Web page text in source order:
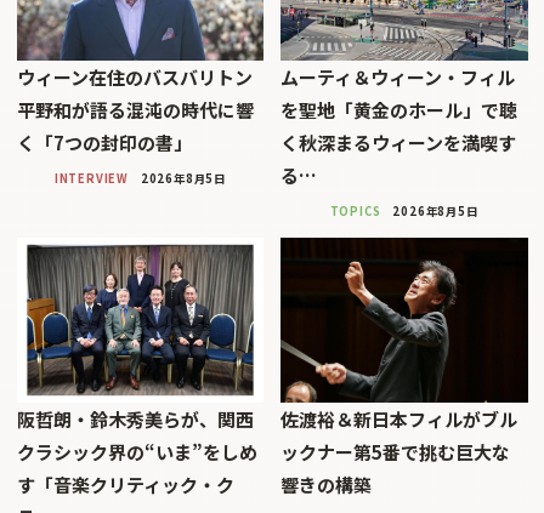
ウィーン在住のバスバリトン
平野和が語る混沌の時代に響
く「7つの封印の書」
INTERVIEW 2026年8月5日
ムーティ＆ウィーン・フィル
を聖地「黄金のホール」で聴
く秋深まるウィーンを満喫す
る…
TOPICS 2026年8月5日
阪哲朗・鈴木秀美らが、関西
クラシック界の“いま”をしめ
す「音楽クリティック・ク
佐渡裕＆新日本フィルがブル
ックナー第5番で挑む巨大な
響きの構築